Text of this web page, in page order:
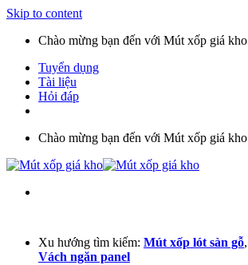
Skip to content
Chào mừng bạn đến với Mút xốp giá kho
Tuyển dụng
Tài liệu
Hỏi đáp
Chào mừng bạn đến với Mút xốp giá kho
Xu hướng tìm kiếm: Mút xốp lót sàn gỗ,
Vách ngăn panel